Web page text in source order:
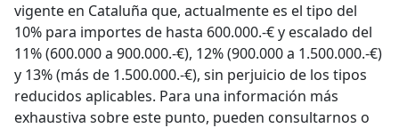
vigente en Cataluña que, actualmente es el tipo del
10% para importes de hasta 600.000.-€ y escalado del
11% (600.000 a 900.000.-€), 12% (900.000 a 1.500.000.-€)
y 13% (más de 1.500.000.-€), sin perjuicio de los tipos
reducidos aplicables. Para una información más
exhaustiva sobre este punto, pueden consultarnos o